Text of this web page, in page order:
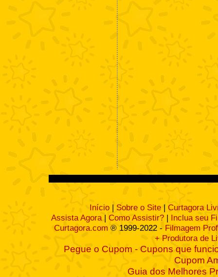
Início | Sobre o Site | Curtagora
Assista Agora| Como Assistir? | Inclua seu
Curtagora.com ® 1999-2022 - Filmagem
+ Produtora de
Pegue o Cupom - Cupons que
Cupom
Guia dos Melhores